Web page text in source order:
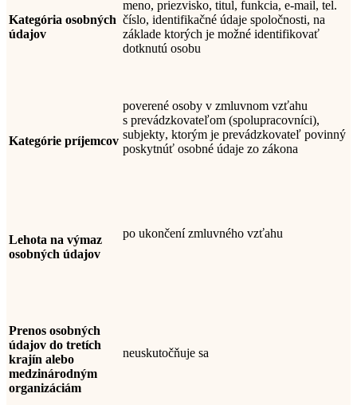
Kategória osobných
údajov
meno, priezvisko, titul, funkcia, e-mail, tel.
číslo, identifikačné údaje spoločnosti, na
základe ktorých je možné identifikovať
dotknutú osobu
Kategórie príjemcov
poverené osoby v zmluvnom vzťahu
s prevádzkovateľom (spolupracovníci),
subjekty, ktorým je prevádzkovateľ povinný
poskytnúť osobné údaje zo zákona
Lehota na výmaz
osobných údajov
po ukončení zmluvného vzťahu
Prenos osobných
údajov do tretích
krajín alebo
medzinárodným
organizáciám
neuskutočňuje sa